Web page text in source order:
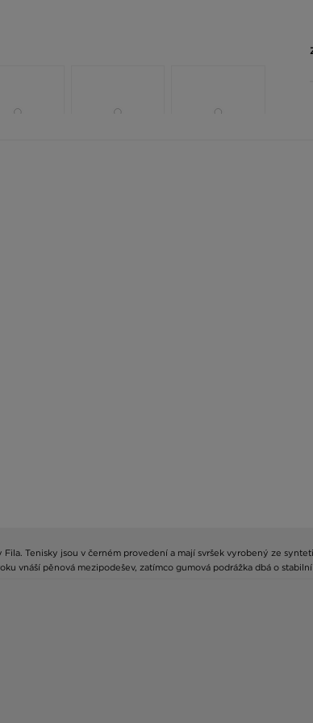
Tenisky jsou v černém provedení a mají svršek vyrobený ze
vnáší pěnová mezipodešev, zatímco gumová podrážka dbá o